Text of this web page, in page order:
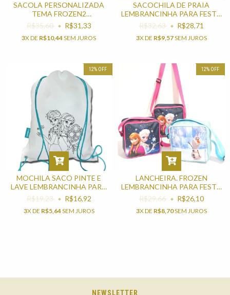
SACOLA PERSONALIZADA
TEMA FROZEN2
LEMBRANCINHA PARA FESTA
INFANTIL
R$35,60 R$31,33
3X DE R$10,44SEM JUROS
SACOCHILA DE PRAIA
LEMBRANCINHA PARA FESTA
DE ANIVERSÁRIO
R$32,63 R$28,71
3X DE R$9,57SEM JUROS
12% OFF
MOCHILA SACO PINTE E
LAVE LEMBRANCINHA PARA
FESTA DE ANIVERSÁRIO
R$19,23 R$16,92
3X DE R$5,64SEM JUROS
12% OFF
LANCHEIRA. FROZEN
LEMBRANCINHA PARA FESTA
INFANTIL
R$29,66 R$26,10
3X DE R$8,70SEM JUROS
NEWSLETTER